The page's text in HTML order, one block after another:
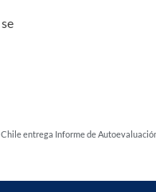
Chile entrega Informe de